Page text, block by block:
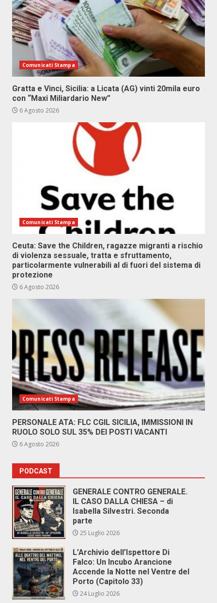
Comunicati Stampa
Gratta e Vinci, Sicilia: a Licata (AG) vinti 20mila euro
con “Maxi Miliardario New”
6 Agosto 2026
Comunicati Stampa
Ceuta: Save the Children, ragazze migranti a rischio
di violenza sessuale, tratta e sfruttamento,
particolarmente vulnerabili al di fuori del sistema di
protezione
6 Agosto 2026
Comunicati Stampa
PERSONALE ATA: FLC CGIL SICILIA, IMMISSIONI IN
RUOLO SOLO SUL 35% DEI POSTI VACANTI
6 Agosto 2026
PODCAST
GENERALE CONTRO GENERALE.
IL CASO DALLA CHIESA – di
Isabella Silvestri. Seconda
parte
25 Luglio 2026
L’Archivio dell’Ispettore Di
Falco: Un Incubo Arancione
Accende la Notte nel Ventre del
Porto (Capitolo 33)
24 Luglio 2026